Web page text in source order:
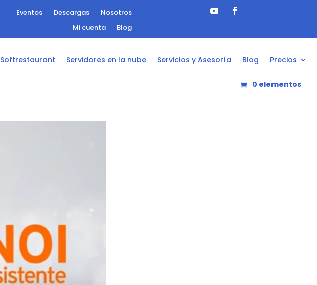
Eventos Descargas
Nosotros
Mi cuenta
Blog
Softrestaurant Servidores en la nube Servicios y Asesoría Blog Precios
0 elementos